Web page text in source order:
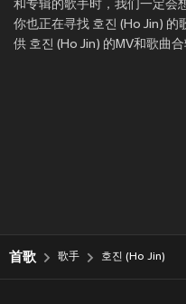
和专辑的歌手时，我们一定会
你也正在寻找 호진 (Ho Jin) 的
供 호진 (Ho Jin) 的MV和歌曲
首歌 歌手 호진 (Ho Jin)